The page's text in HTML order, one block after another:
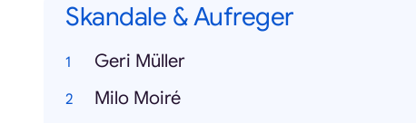
Skandale & Aufreger
Geri Müller
Milo Moiré